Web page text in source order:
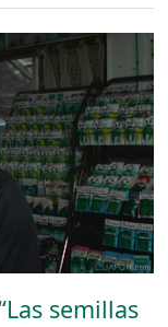
semillas